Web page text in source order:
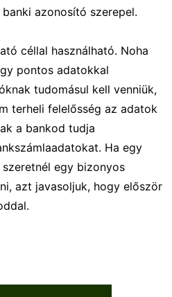
azonosító szerepel.
céllal használható. Noha
pontos adatokkal
tudomásul kell venniük,
terheli felelősség az adatok
a bankod tudja
Ha egy
egy bizonyos
azt javasoljuk, hogy először